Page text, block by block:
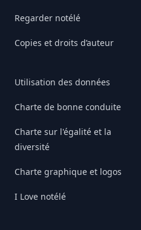
Regarder notélé
Copies et droits d’auteur
Utilisation des données
Charte de bonne conduite
Charte sur l'égalité et la
diversité
Charte graphique et logos
I Love notélé